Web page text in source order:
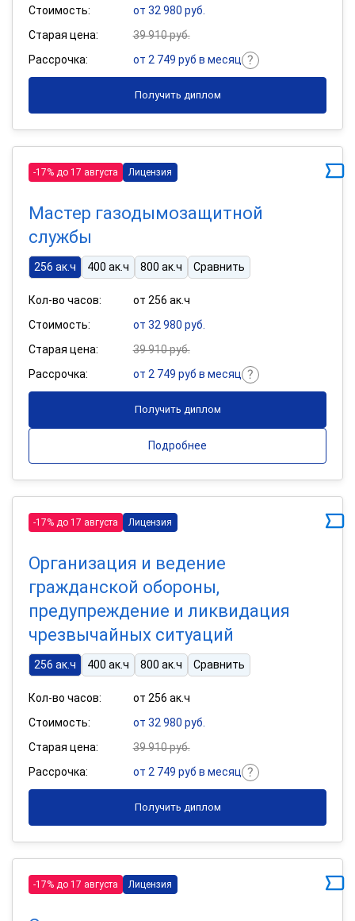
Стоимость:
от 32 980 руб.
Старая цена:
39 910 руб.
Рассрочка:
от 2 749 руб в месяц
Получить диплом
-17% до 17 августа Лицензия
Мастер газодымозащитной
службы
256 ак.ч 400 ак.ч 800 ак.ч Сравнить
Кол-во часов:
от 256 ак.ч
Стоимость:
от 32 980 руб.
Старая цена:
39 910 руб.
Рассрочка:
от 2 749 руб в месяц
Получить диплом
Подробнее
-17% до 17 августа Лицензия
Организация и ведение
гражданской обороны,
предупреждение и ликвидация
чрезвычайных ситуаций
256 ак.ч 400 ак.ч 800 ак.ч Сравнить
Кол-во часов:
от 256 ак.ч
Стоимость:
от 32 980 руб.
Старая цена:
39 910 руб.
Рассрочка:
от 2 749 руб в месяц
Получить диплом
-17% до 17 августа Лицензия